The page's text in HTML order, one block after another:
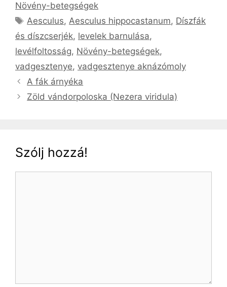
Növény-betegségek
Címkék
Aesculus,Aesculus hippocastanum, Díszfák
és díszcserjék, levelek barnulása,
levélfoltosság, Növény-betegségek,
vadgesztenye, vadgesztenye aknázómoly
A fák árnyéka
Zöld vándorpoloska (Nezera viridula)
Szólj hozzá!